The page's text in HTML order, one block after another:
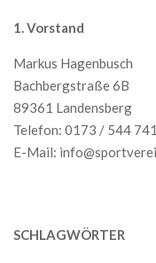
1. Vorstand
Markus Hagenbusch
Bachbergstraße 6B
89361 Landensberg
Telefon: 0173 / 544
E-Mail:
SCHLAGWÖRTER